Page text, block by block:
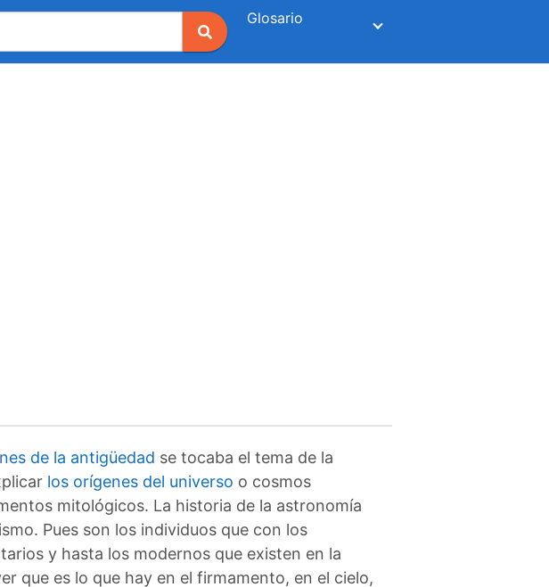
Glosario
de la antigüedad se tocaba el tema de la
los orígenes del universo o cosmos
mitológicos. La historia de la astronomía
Pues son los individuos que con los
y hasta los modernos que existen en la
que es lo que hay en el firmamento, en el cielo,